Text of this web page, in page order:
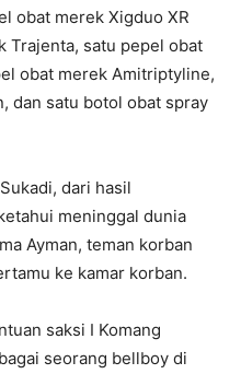
obat merek Xigduo XR
Trajenta, satu pepel obat
obat merek Amitriptyline,
dan satu botol obat spray
dari hasil
meninggal dunia
Ayman, teman korban
ke kamar korban.
saksi I Komang
seorang bellboy di